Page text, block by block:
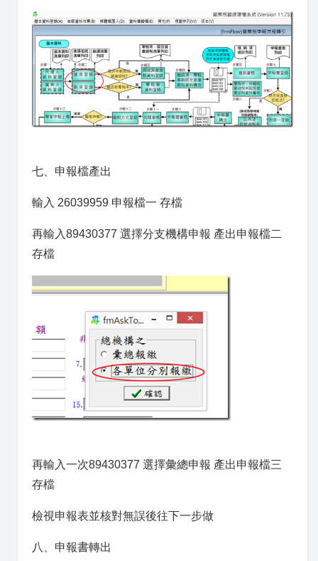
七、申報檔產出
輸入 26039959 申報檔一 存檔
再輸入89430377 選擇分支機構申報 產出申報檔二
存檔
再輸入一次89430377 選擇彙總申報 產出申報檔三
存檔
檢視申報表並核對無誤後往下一步做
八、申報書轉出